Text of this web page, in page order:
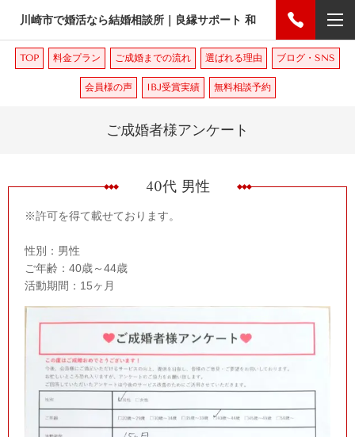
川崎市で婚活なら結婚相談所｜良縁サポート 和
TOP 料金プラン ご成婚までの流れ 選ばれる理由 ブログ・SNS
会員様の声 IBJ受賞実績 無料相談予約
ご成婚者様アンケート
40代 男性
※許可を得て載せております。
性別：男性
ご年齢：40歳～44歳
活動期間：15ヶ月